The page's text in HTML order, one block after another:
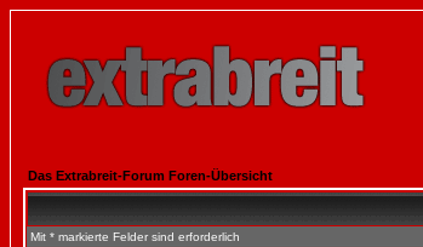
Das Extrabreit-Forum Foren-Übersicht
Mit * markierte Felder sind erforderlich